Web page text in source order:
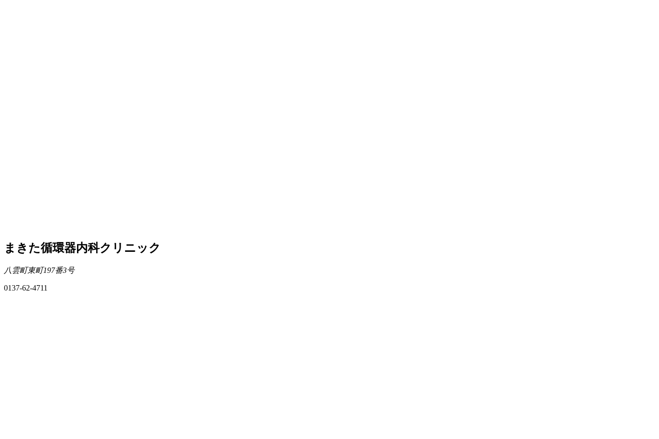
まきた循環器内科クリニック
八雲町東町197番3号
0137-62-4711